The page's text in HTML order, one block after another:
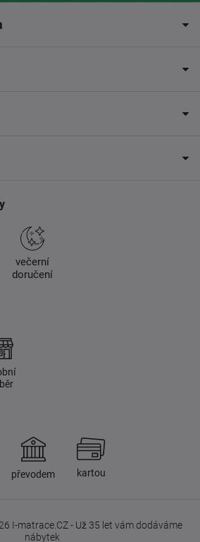
večerní
doručení
převodem kartou
I-matrace.CZ - Už 35 let vám dodáváme
nábytek